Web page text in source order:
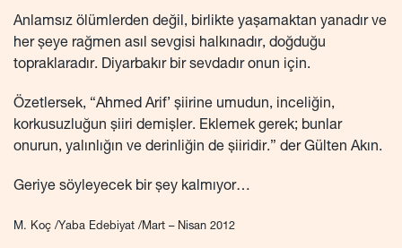
Anlamsız ölümlerden değil, birlikte yaşamaktan yanadır ve
her şeye rağmen asıl sevgisi halkınadır, doğduğu
topraklaradır. Diyarbakır bir sevdadır onun için.
Özetlersek, “Ahmed Arif’ şiirine umudun, inceliğin,
korkusuzluğun şiiri demişler. Eklemek gerek; bunlar
onurun, yalınlığın ve derinliğin de şiiridir.” der Gülten Akın.
Geriye söyleyecek bir şey kalmıyor…
M. Koç /Yaba Edebiyat /Mart – Nisan 2012